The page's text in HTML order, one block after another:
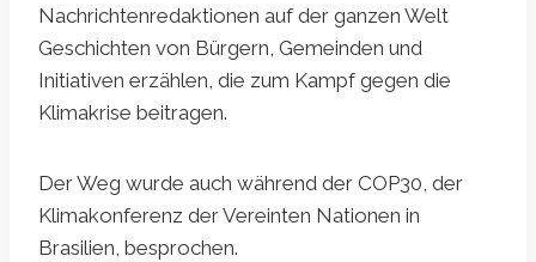
Nachrichtenredaktionen auf der ganzen Welt
Geschichten von Bürgern, Gemeinden und
Initiativen erzählen, die zum Kampf gegen die
Klimakrise beitragen.
Der Weg wurde auch während der COP30, der
Klimakonferenz der Vereinten Nationen in
Brasilien, besprochen.